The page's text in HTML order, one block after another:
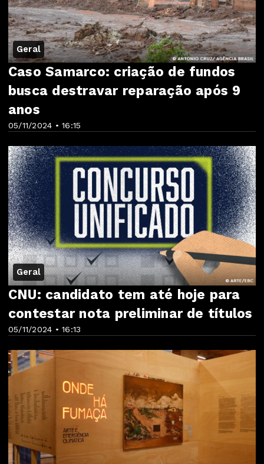
Geral
05/11/2024 • 16:15
Caso Samarco: criação de fundos
busca destravar reparação após 9
anos
Geral
05/11/2024 • 16:13
CNU: candidato tem até hoje para
contestar nota preliminar de títulos